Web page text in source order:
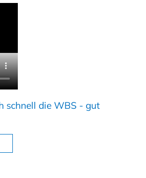
schnell die WBS - gut